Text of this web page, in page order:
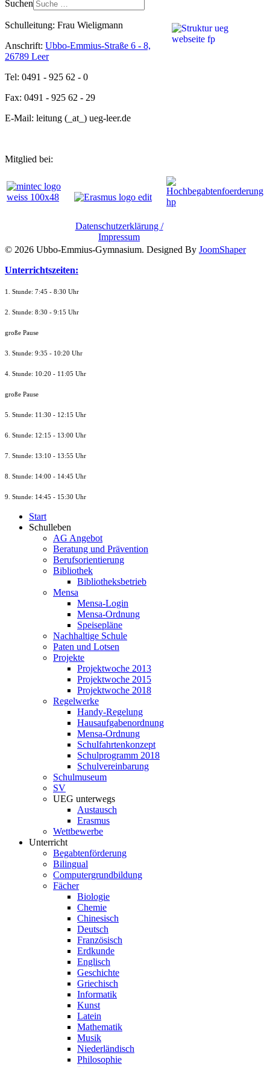
Suchen
Schulleitung: Frau Wieligmann
Anschrift: Ubbo-Emmius-Straße 6 - 8,
26789 Leer
Tel: 0491 - 925 62 - 0
Fax: 0491 - 925 62 - 29
E-Mail: leitung (_at_) ueg-leer.de
Mitglied bei:
Datenschutzerklärung /
Impressum
© 2026 Ubbo-Emmius-Gymnasium. Designed By JoomShaper
Unterrichtszeiten:
1. Stunde: 7:45 - 8:30 Uhr
2. Stunde: 8:30 - 9:15 Uhr
große Pause
3. Stunde: 9:35 - 10:20 Uhr
4. Stunde: 10:20 - 11:05 Uhr
große Pause
5. Stunde: 11:30 - 12:15 Uhr
6. Stunde: 12:15 - 13:00 Uhr
7. Stunde: 13:10 - 13:55 Uhr
8. Stunde: 14:00 - 14:45 Uhr
9. Stunde: 14:45 - 15:30 Uhr
Start
Schulleben
AG Angebot
Beratung und Prävention
Berufsorientierung
Bibliothek
Bibliotheksbetrieb
Mensa
Mensa-Login
Mensa-Ordnung
Speisepläne
Nachhaltige Schule
Paten und Lotsen
Projekte
Projektwoche 2013
Projektwoche 2015
Projektwoche 2018
Regelwerke
Handy-Regelung
Hausaufgabenordnung
Mensa-Ordnung
Schulfahrtenkonzept
Schulprogramm 2018
Schulvereinbarung
Schulmuseum
SV
UEG unterwegs
Austausch
Erasmus
Wettbewerbe
Unterricht
Begabtenförderung
Bilingual
Computergrundbildung
Fächer
Biologie
Chemie
Chinesisch
Deutsch
Französisch
Erdkunde
Englisch
Geschichte
Griechisch
Informatik
Kunst
Latein
Mathematik
Musik
Niederländisch
Philosophie